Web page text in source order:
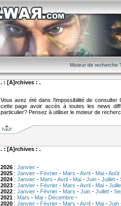
Moteur de recherche
. : [A]rchives : .
Vous avez été dans l'impossibilité de
cette page avoir accès à toutes les news
particulier? Pensez à utiliser le moteur de
. : [A]rchives : .
2026: Janvier-
2025: Janvier- Février- Mars -Avril- Mai-Août
2024: Janvier- Mars -Avril- Mai- Juin- Juillet-
2023: Janvier- Février- Mars -Avril- Mai-
2022: Janvier- Février- Mars - Juin- Juillet-
2021: Mars - Mai- Décembre-
2020: Janvier- Février- Mars -Avril- Mai- Juin